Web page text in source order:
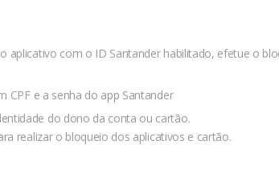
aplicativo com o ID Santander habilitado, efetue o
CPF e a senha do app Santander
do dono da conta ou cartão.
realizar o bloqueio dos aplicativos e cartão.